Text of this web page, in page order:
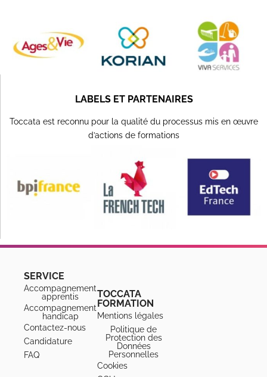
LABELS ET PARTENAIRES
Toccata est reconnu pour la qualité du processus mis en œuvre
d’actions de formations
SERVICE
Accompagnement
apprentis
Accompagnement
handicap
Contactez-nous
Candidature
FAQ
TOCCATA
FORMATION
Mentions légales
Politique de
Protection des
Données
Personnelles
Cookies